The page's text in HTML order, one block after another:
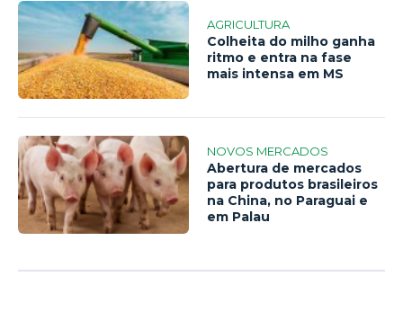
AGRICULTURA
Colheita do milho ganha
ritmo e entra na fase
mais intensa em MS
NOVOS MERCADOS
Abertura de mercados
para produtos brasileiros
na China, no Paraguai e
em Palau